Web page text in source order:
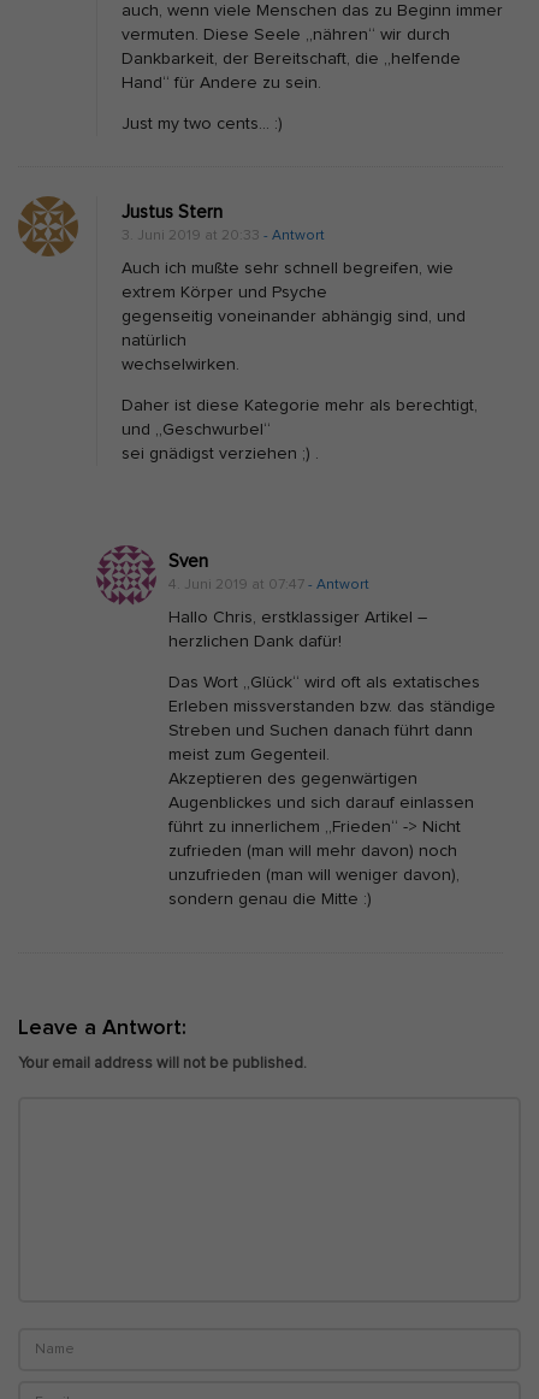
l
ü
c
k
d
n
d
e
e
T
e
n
auch, wenn viele Menschen das zu Beginn immer
vermuten. Diese Seele „nähren“ wir durch
Dankbarkeit, der Bereitschaft, die „helfende
Hand“ für Andere zu sein.
Just my two cents… :)
Justus Stern
3. Juni 2019 at 20:33 - Antwort
Auch ich mußte sehr schnell begreifen, wie
extrem Körper und Psyche
gegenseitig voneinander abhängig sind, und
natürlich
wechselwirken.
Daher ist diese Kategorie mehr als berechtigt,
und „Geschwurbel“
sei gnädigst verziehen ;) .
Sven
4. Juni 2019 at 07:47 - Antwort
Hallo Chris, erstklassiger Artikel –
herzlichen Dank dafür!
Das Wort „Glück“ wird oft als extatisches
Erleben missverstanden bzw. das ständige
Streben und Suchen danach führt dann
meist zum Gegenteil.
Akzeptieren des gegenwärtigen
Augenblickes und sich darauf einlassen
führt zu innerlichem „Frieden“ -> Nicht
zufrieden (man will mehr davon) noch
unzufrieden (man will weniger davon),
sondern genau die Mitte :)
Leave a Antwort:
Your email address will not be published.